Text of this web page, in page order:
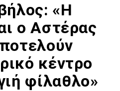
«Η
ο Αστέρας
κέντρο
φίλαθλο»